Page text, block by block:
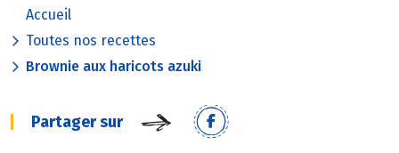
Accueil
Toutes nos recettes
Brownie aux haricots azuki
Partager sur